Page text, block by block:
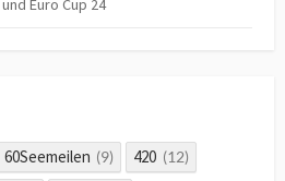
Euro Cup 24
60Seemeilen (9) 420 (12)